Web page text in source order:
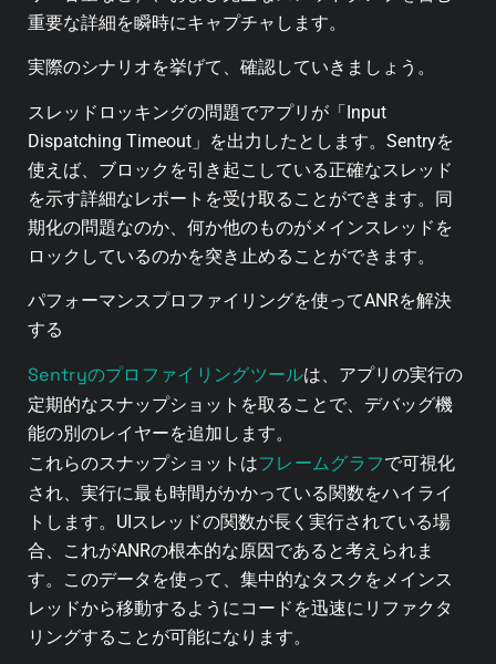
重要な詳細を瞬時にキャプチャします。
実際のシナリオを挙げて、確認していきましょう。
スレッドロッキングの問題でアプリが「Input
Dispatching Timeout」を出力したとします。Sentryを
使えば、ブロックを引き起こしている正確なスレッド
を示す詳細なレポートを受け取ることができます。同
期化の問題なのか、何か他のものがメインスレッドを
ロックしているのかを突き止めることができます。
パフォーマンスプロファイリングを使ってANRを解決
する
Sentryのプロファイリングツールは、アプリの実行の
定期的なスナップショットを取ることで、デバッグ機
能の別のレイヤーを追加します。
これらのスナップショットはフレームグラフで可視化
され、実行に最も時間がかかっている関数をハイライ
トします。UIスレッドの関数が長く実行されている場
合、これがANRの根本的な原因であると考えられま
す。このデータを使って、集中的なタスクをメインス
レッドから移動するようにコードを迅速にリファクタ
リングすることが可能になります。